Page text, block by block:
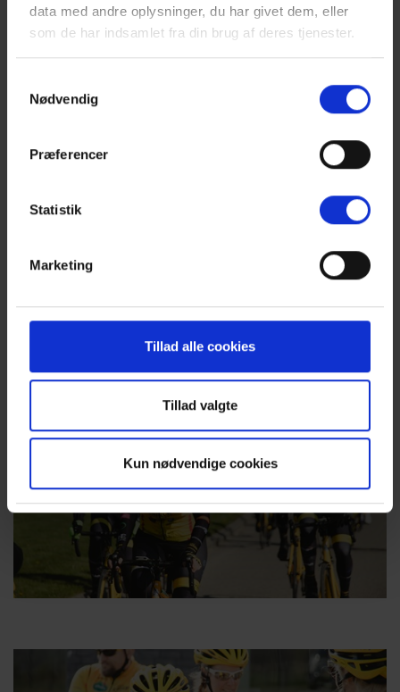
data med andre oplysninger, du har givet dem, eller
som de har indsamlet fra din brug af deres tjenester.
Nødvendig
Præferencer
Statistik
Marketing
Tillad alle cookies
Tillad valgte
Kun nødvendige cookies
I 2021 havde Team Rynkeby mere end 6.500
sponsorer, og samme år kunne fonden donere
72,4 mio. DKK til organisationer, der hjælper børn
med kritiske sygdomme. Heraf gik 24 mio. DKK til
Børnecancerfonden og Børnelungefonden i
støtte op om dette givende initiativ, og vi ser frem
til at følge holdet mod den franske hovedstad til